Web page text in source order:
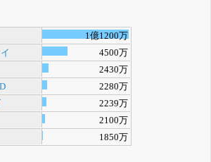
1億1200万
4500万
2430万
2280万
2239万
2100万
1850万